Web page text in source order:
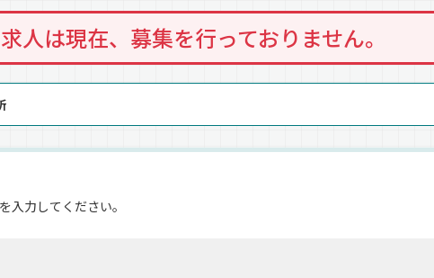
人は現在、募集を行っておりません。
入力してください。